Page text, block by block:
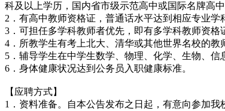
科及以上学历，国内省市级示范高中或国际名牌高
2．有高中教师资格证，普通话水平达到相应专业
3．可担任多学科教师者优先，即有多学科教师资
4．所教学生有考上北大、清华或其他世界名校的教
5．辅导学生在中学生数学、物理、化学、生物、
6．身体健康状况达到公务员入职健康标准。
【应聘方式】
1．资料准备。自本公告发布之日起，有意向参加